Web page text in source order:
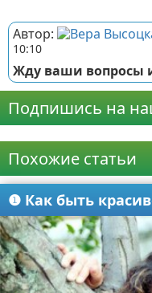
Автор:
10:10
Жду ваши вопросы
Подпишись на
Похожие статьи
❶ Как быть